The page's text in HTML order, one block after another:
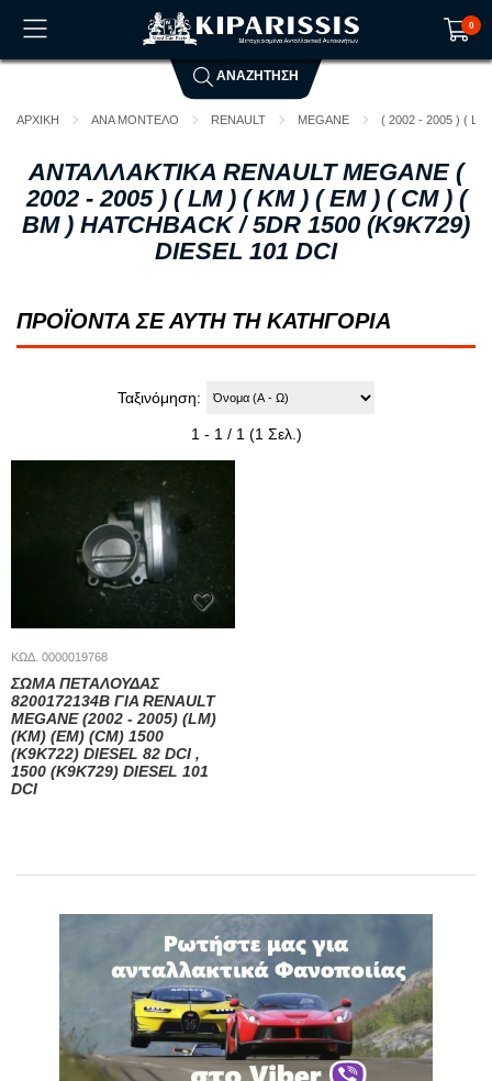
0
Το καλάθι αγορών είναι άδειο!
ΑΝΑΖΗΤΗΣΗ
ΑΡΧΙΚΗ ΑΝΑ ΜΟΝΤΕΛΟ RENAULT MEGANE ( 2002 - 2005 ) (
ΑΝΤΑΛΛΑΚΤΙΚΑ RENAULT MEGANE (
2002 - 2005 ) ( LM ) ( KM ) ( EM ) ( CM ) (
BM ) HATCHBACK / 5DR 1500 (K9K729)
DIESEL 101 DCI
ΠΡΟΪΟΝΤΑ ΣΕ ΑΥΤΗ ΤΗ ΚΑΤΗΓΟΡΙΑ
Ταξινόμηση:
1 - 1 / 1 (1 Σελ.)
ΚΩΔ. 0000019768
ΣΩΜΑ ΠΕΤΑΛΟΥΔΑΣ
8200172134Β ΓΙΑ RENAULT
MEGANE (2002 - 2005) (LM)
(KM) (EM) (CM) 1500
(K9K722) DIESEL 82 DCI ,
1500 (K9K729) DIESEL 101
DCI